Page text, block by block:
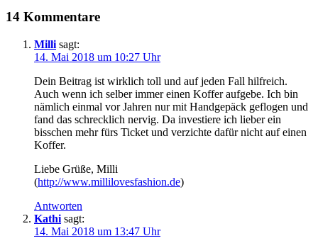
14 Kommentare
Milli sagt:
14. Mai 2018 um 10:27 Uhr
Dein Beitrag ist wirklich toll und auf jeden Fall hilfreich.
Auch wenn ich selber immer einen Koffer aufgebe. Ich bin
nämlich einmal vor Jahren nur mit Handgepäck geflogen und
fand das schrecklich nervig. Da investiere ich lieber ein
bisschen mehr fürs Ticket und verzichte dafür nicht auf einen
Koffer.
Liebe Grüße, Milli
(http://www.millilovesfashion.de)
Antworten
Kathi sagt:
14. Mai 2018 um 13:47 Uhr